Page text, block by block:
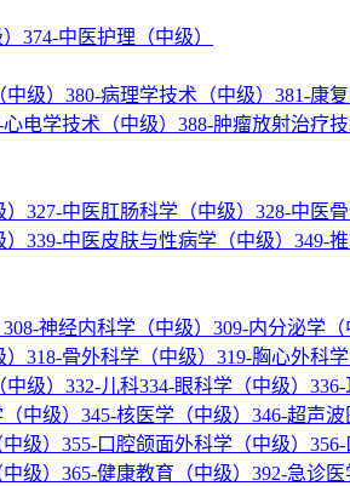
374-中医护理（中级）
级） 380-病理学技术（中级） 381-康
心电学技术（中级） 388-肿瘤放射治疗技
327-中医肛肠科学（中级） 328-中医
339-中医皮肤与性病学（中级） 349-
308-神经内科学（中级） 309-内分泌学（
318-骨外科学（中级） 319-胸心外科学
级） 332-儿科334-眼科学（中级）
中级） 345-核医学（中级） 346-超声波
级） 355-口腔颌面外科学（中级）
级） 365-健康教育（中级） 392-急诊医